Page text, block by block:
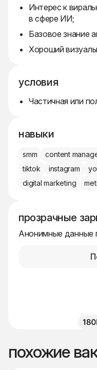
Интерес к
в сфере ИИ;
Базовое знание
Хороший
условия
Частичная или
навыки
smm content
tiktok
instagram
digital marketing
прозрачные
Анонимные данные
похожие